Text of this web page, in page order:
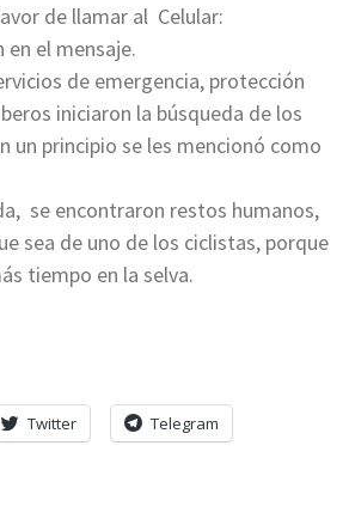
de llamar al Celular:
en el mensaje.
de emergencia, protección
iniciaron la búsqueda de los
un principio se les mencionó como
se encontraron restos humanos,
sea de uno de los ciclistas, porque
tiempo en la selva.
Twitter Telegram